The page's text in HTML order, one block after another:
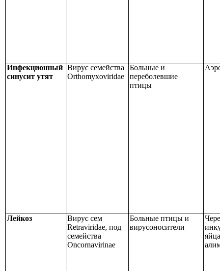
Инфекционный
синусит утят
Вирус семейства
Orthomyxoviridae
Больные и
переболевшие
птицы
Лейкоз
Вирус сем
Retraviridae, под
семейства
Oncornavirinae
Больные птицы и
вирусоносители